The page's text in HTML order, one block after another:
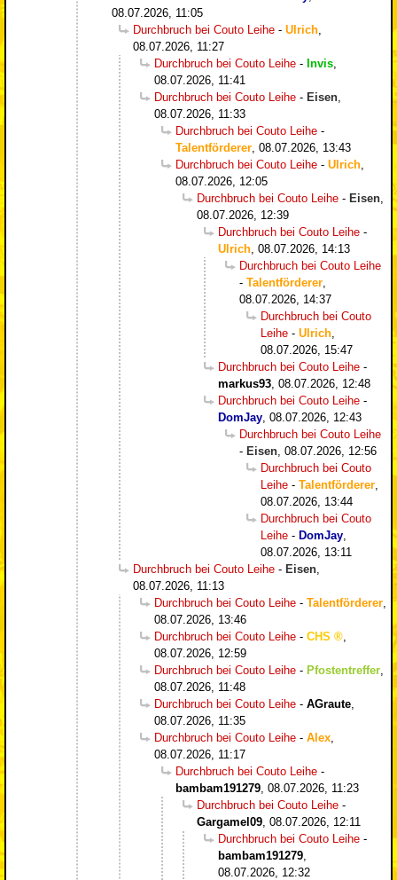
08.07.2026, 11:05
Durchbruch bei Couto Leihe - Ulrich
08.07.2026, 11:27
Durchbruch bei Couto Leihe - Invis
08.07.2026, 11:41
Durchbruch bei Couto Leihe - Eisen
08.07.2026, 11:33
Durchbruch bei Couto Leihe -
Talentförderer 08.07.2026, 13:43
Durchbruch bei Couto Leihe - Ulrich
08.07.2026, 12:05
Durchbruch bei Couto Leihe - Eisen
08.07.2026, 12:39
Durchbruch bei Couto Leihe -
Ulrich 08.07.2026, 14:13
Durchbruch bei Couto Leihe
- Talentförderer
08.07.2026, 14:37
Durchbruch bei Couto
Leihe - Ulrich
08.07.2026, 15:47
Durchbruch bei Couto Leihe -
markus93 08.07.2026, 12:48
Durchbruch bei Couto Leihe -
DomJay 08.07.2026, 12:43
Durchbruch bei Couto Leihe
- Eisen 08.07.2026, 12:56
Durchbruch bei Couto
Leihe - Talentförderer
08.07.2026, 13:44
Durchbruch bei Couto
Leihe - DomJay
08.07.2026, 13:11
Durchbruch bei Couto Leihe - Eisen
08.07.2026, 11:13
Durchbruch bei Couto Leihe - Talentförderer
08.07.2026, 13:46
Durchbruch bei Couto Leihe - CHS
08.07.2026, 12:59
Durchbruch bei Couto Leihe - Pfostentreffer
08.07.2026, 11:48
Durchbruch bei Couto Leihe - AGraute
08.07.2026, 11:35
Durchbruch bei Couto Leihe - Alex
08.07.2026, 11:17
Durchbruch bei Couto Leihe -
bambam191279 08.07.2026, 11:23
Durchbruch bei Couto Leihe -
Gargamel09 08.07.2026, 12:11
Durchbruch bei Couto Leihe -
bambam191279
08.07.2026, 12:32